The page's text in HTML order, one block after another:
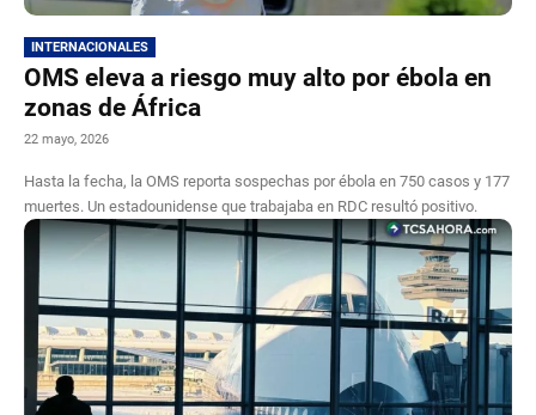
INTERNACIONALES
OMS eleva a riesgo muy alto por ébola en
zonas de África
22 mayo, 2026
Hasta la fecha, la OMS reporta sospechas por ébola en 750 casos y 177
muertes. Un estadounidense que trabajaba en RDC resultó positivo.